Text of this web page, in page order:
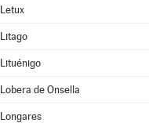
Letux
Litago
Lituénigo
Lobera de Onsella
Longares